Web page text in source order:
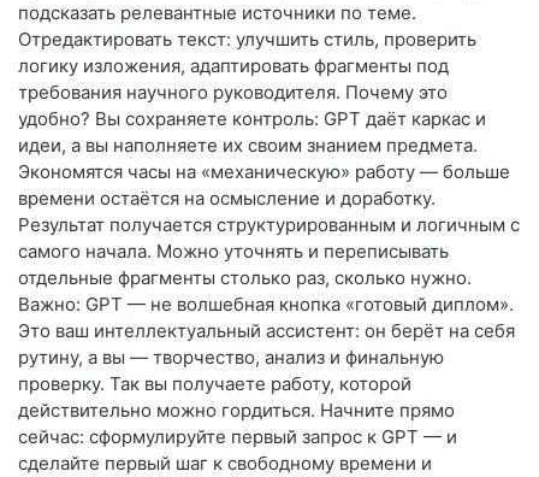
подсказать релевантные источники по теме.
Отредактировать текст: улучшить стиль, проверить
логику изложения, адаптировать фрагменты под
требования научного руководителя. Почему это
удобно? Вы сохраняете контроль: GPT даёт каркас и
идеи, а вы наполняете их своим знанием предмета.
Экономятся часы на «механическую» работу — больше
времени остаётся на осмысление и доработку.
Результат получается структурированным и логичным с
самого начала. Можно уточнять и переписывать
отдельные фрагменты столько раз, сколько нужно.
Важно: GPT — не волшебная кнопка «готовый диплом».
Это ваш интеллектуальный ассистент: он берёт на себя
рутину, а вы — творчество, анализ и финальную
проверку. Так вы получаете работу, которой
действительно можно гордиться. Начните прямо
сейчас: сформулируйте первый запрос к GPT — и
сделайте первый шаг к свободному времени и